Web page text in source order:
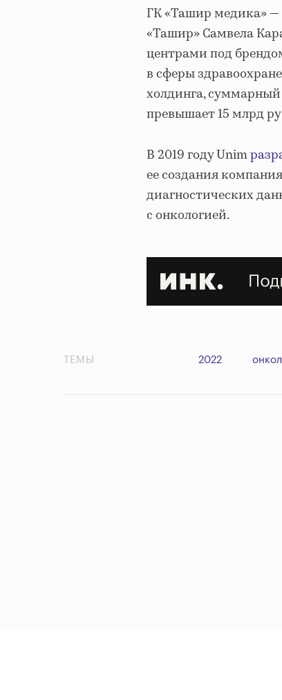
ГК «Ташир медика» —
«Ташир» Самвела
центрами под
в сферы
холдинга, суммарный
превышает 15 млрд
В 2019 году Unim
ее создания
диагностических
с онкологией.
ТЕМЫ 2022